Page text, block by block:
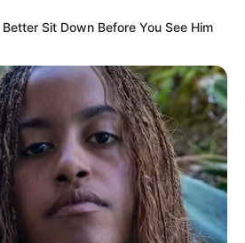
Sit Down Before You See Him